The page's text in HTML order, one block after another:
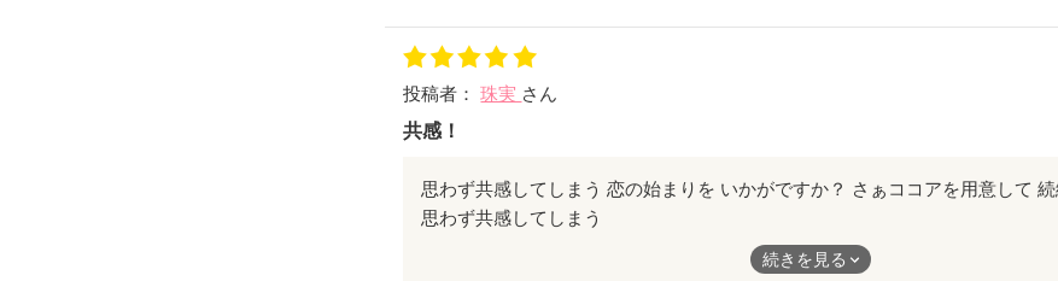
投稿者：珠実 さん
共感！
思わず共感してしまう
続きを見る